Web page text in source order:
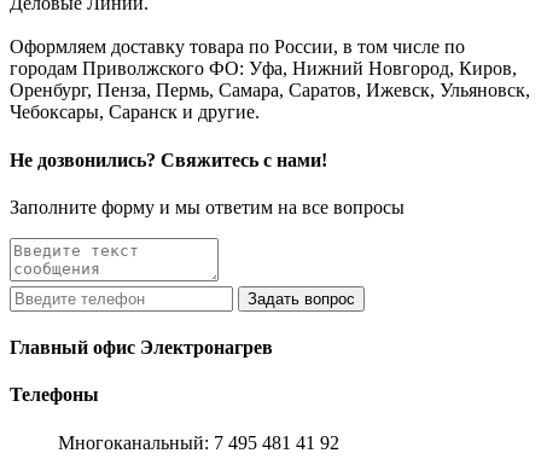
Оформляем доставку товара по России, в том числе по
городам Приволжского ФО: Уфа, Нижний Новгород, Киров,
Оренбург, Пенза, Пермь, Самара, Саратов, Ижевск, Ульяновск,
Чебоксары, Саранск и другие.
Не дозвонились? Свяжитесь с нами!
Заполните форму и мы ответим на все вопросы
Главный офис Электронагрев
Телефоны
Многоканальный: 7 495 481 41 92